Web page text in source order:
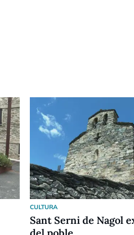
CULTURA
Sant Serni de Nagol